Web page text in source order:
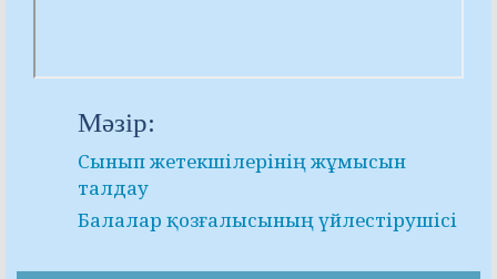
Мәзір:
Сынып жетекшілерінің жұмысын
талдау
Балалар қозғалысының үйлестірушісі